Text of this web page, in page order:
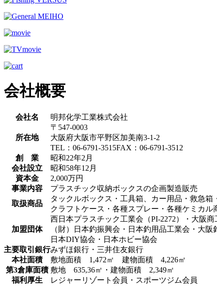
会社概要
会社名 明邦化学工業株式会社
所在地
〒547-0003
大阪府大阪市平野区加美南3-1-2
TEL：06-6791-3515FAX：06-6791-3512
創 業
昭和22年2月
会社設立
昭和58年12月
資本金
2,000万円
事業内容
プラスチック収納ボックスの企画製造販売
取扱商品
タックルボックス・工具箱、カー用品・救急箱
クラフトケース・各種スプレー・各種ケミカル
加盟団体
西日本プラスチック工業会（PI-2272）・大阪商
（財）日本釣振興会・日本釣用品工業会・大阪
日本DIY協会・日本ホビー協会
主要取引銀行みずほ銀行・三井住友銀行
本社面積
敷地面積 1,472㎡ 建物面積 4,226㎡
第3倉庫面積 敷地 635,36㎡・建物面積 2,349㎡
福利厚生
レジャーリゾート会員・スポーツジム会員